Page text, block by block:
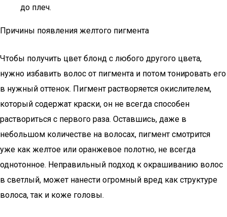
до плеч.
Причины появления желтого пигмента
Чтобы получить цвет блонд с любого другого цвета,
нужно избавить волос от пигмента и потом тонировать его
в нужный оттенок. Пигмент растворяется окислителем,
который содержат краски, он не всегда способен
раствориться с первого раза. Оставшись, даже в
небольшом количестве на волосах, пигмент смотрится
уже как желтое или оранжевое полотно, не всегда
однотонное. Неправильный подход к окрашиванию волос
в светлый, может нанести огромный вред как структуре
волоса, так и коже головы.